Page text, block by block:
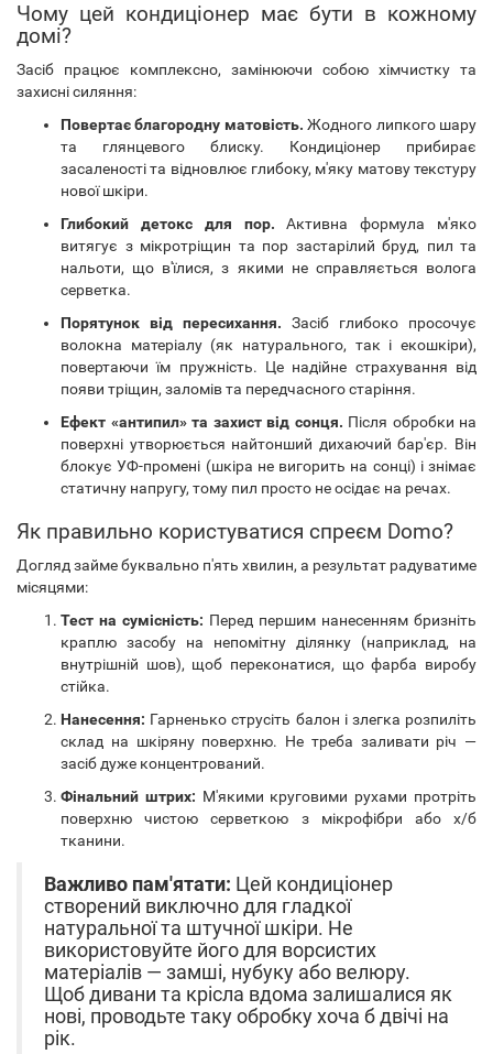
Чому цей кондиціонер має бути в кожному
домі?
Засіб працює комплексно, замінюючи собою хімчистку та
захисні силяння:
Повертає благородну матовість. Жодного липкого шару
та глянцевого блиску. Кондиціонер прибирає
засаленості та відновлює глибоку, м'яку матову текстуру
нової шкіри.
Глибокий детокс для пор. Активна формула м'яко
витягує з мікротріщин та пор застарілий бруд, пил та
нальоти, що в'їлися, з якими не справляється волога
серветка.
Порятунок від пересихання. Засіб глибоко просочує
волокна матеріалу (як натурального, так і екошкіри),
повертаючи їм пружність. Це надійне страхування від
появи тріщин, заломів та передчасного старіння.
Ефект «антипил» та захист від сонця. Після обробки на
поверхні утворюється найтонший дихаючий бар'єр. Він
блокує УФ-промені (шкіра не вигорить на сонці) і знімає
статичну напругу, тому пил просто не осідає на речах.
Як правильно користуватися спреєм Domo?
Догляд займе буквально п'ять хвилин, а результат радуватиме
місяцями:
Тест на сумісність: Перед першим нанесенням бризніть
краплю засобу на непомітну ділянку (наприклад, на
внутрішній шов), щоб переконатися, що фарба виробу
стійка.
Нанесення: Гарненько струсіть балон і злегка розпиліть
склад на шкіряну поверхню. Не треба заливати річ —
засіб дуже концентрований.
Фінальний штрих: М'якими круговими рухами протріть
поверхню чистою серветкою з мікрофібри або х/б
тканини.
Важливо пам'ятати: Цей кондиціонер
створений виключно для гладкої
натуральної та штучної шкіри. Не
використовуйте його для ворсистих
матеріалів — замші, нубуку або велюру.
Щоб дивани та крісла вдома залишалися як
нові, проводьте таку обробку хоча б двічі на
рік.